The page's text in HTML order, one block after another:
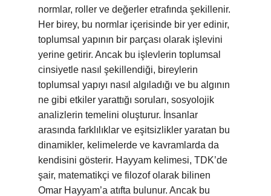
normlar, roller ve değerler etrafında şekillenir.
Her birey, bu normlar içerisinde bir yer edinir,
toplumsal yapının bir parçası olarak işlevini
yerine getirir. Ancak bu işlevlerin toplumsal
cinsiyetle nasıl şekillendiği, bireylerin
toplumsal yapıyı nasıl algıladığı ve bu algının
ne gibi etkiler yarattığı soruları, sosyolojik
analizlerin temelini oluşturur. İnsanlar
arasında farklılıklar ve eşitsizlikler yaratan bu
dinamikler, kelimelerde ve kavramlarda da
kendisini gösterir. Hayyam kelimesi, TDK’de
şair, matematikçi ve filozof olarak bilinen
Omar Hayyam’a atıfta bulunur. Ancak bu